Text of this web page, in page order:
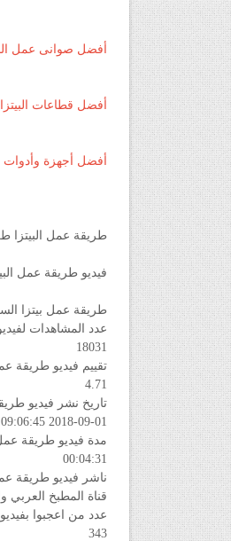
أفضل صوانى عمل
أفضل قطاعات
أفضل أجهزة
طريقة عمل البيتزا
فيديو طريقة عمل
طريقة عمل بيتزا
عدد المشاهدات
18031
تقييم فيديو طريقة
4.71
تاريخ نشر فيديو
2018-09-01 09:06:45
مدة فيديو طريقة
00:04:31
ناشر فيديو طريقة
قناة المطبخ العربي
عدد من اعجبوا
343